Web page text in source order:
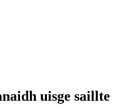
uisge saillte